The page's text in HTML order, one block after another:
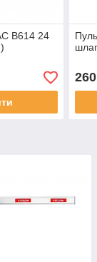
B614 24
260